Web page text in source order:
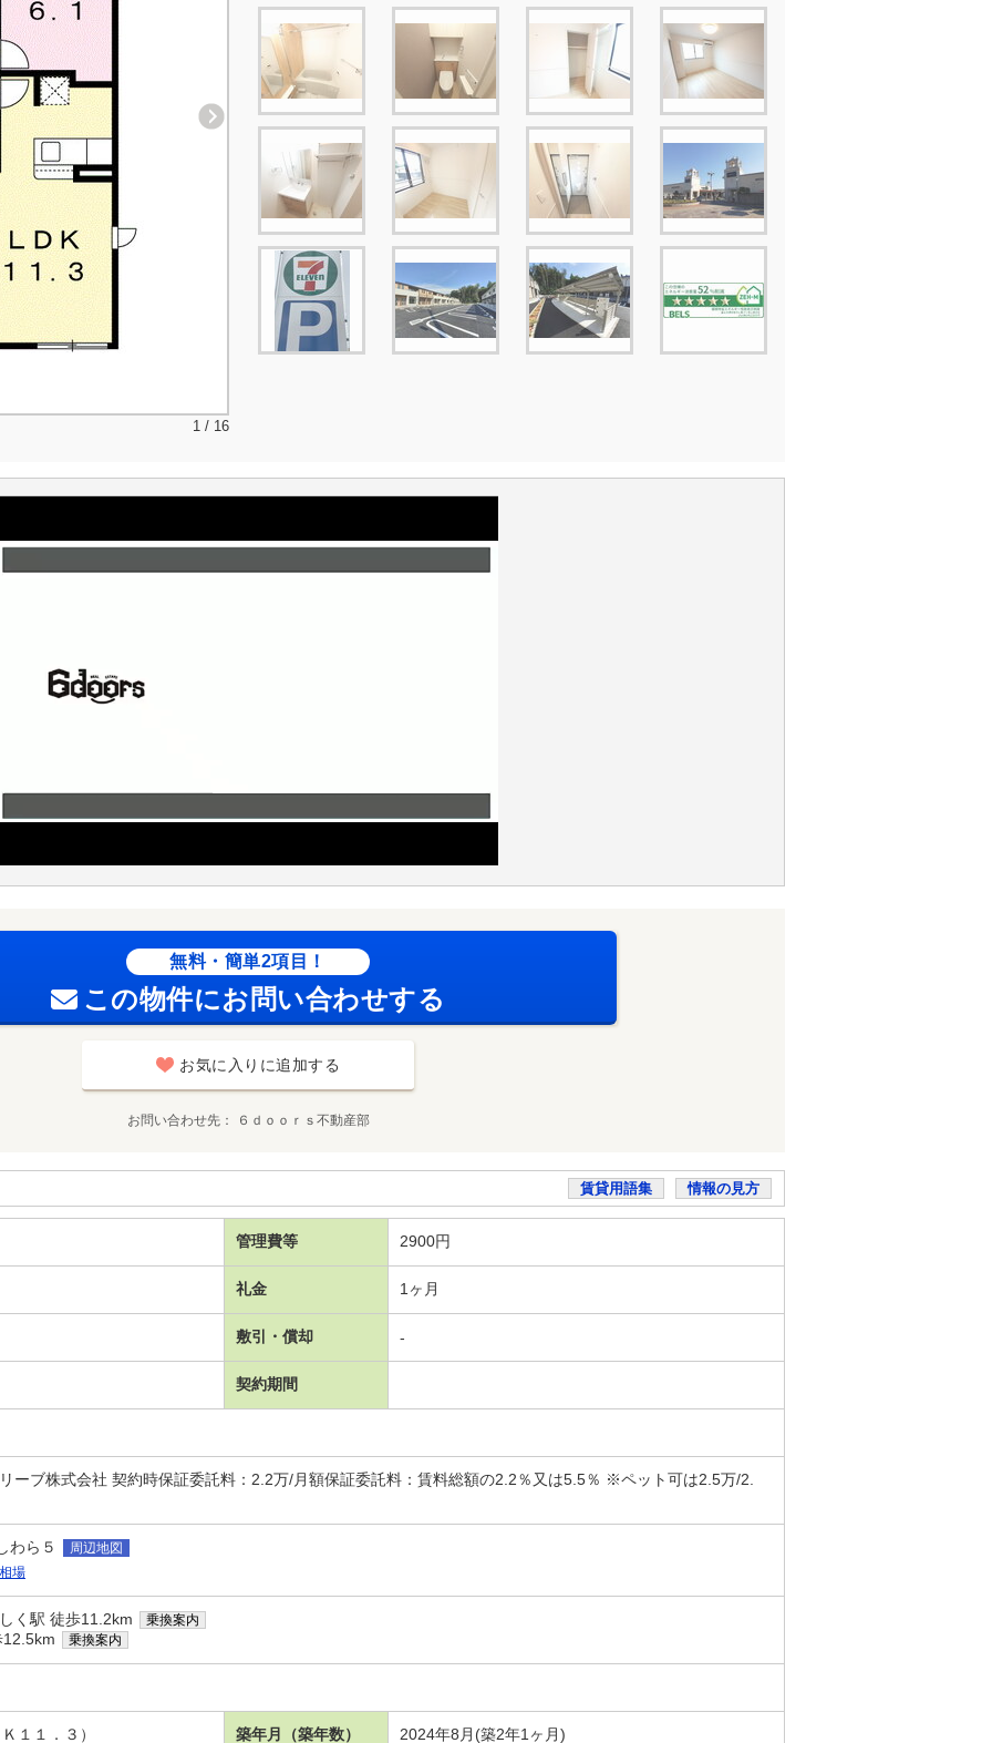
1 / 16
無料・簡単2項目！
この物件にお問い合わせする
お気に入りに追加する
お問い合わせ先 ６ｄｏｏｒｓ不動産部
賃貸用語集 情報の見方
管理費等 2900円
礼金 1ヶ月
敷引・償却 -
契約期間
ーブ株式会社 契約時保証委託料：2.2万/月額保証委託料：賃料総額の2.2％又は5.5％ ※ペット可は2.5万/2.
わら５
周辺地図
場
く駅 徒歩11.2km 乗換案内
乗換案内
１１．３） 築年月（築年数） 2024年8月(築2年1ヶ月)